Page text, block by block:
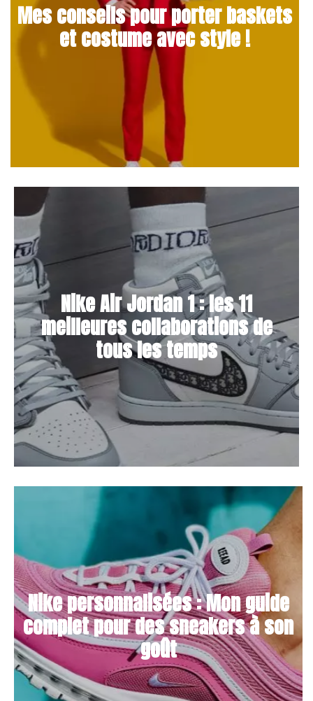
Mes conseils pour porter baskets
et costume avec style !
Nike Air Jordan 1 : les 11
meilleures collaborations de
tous les temps
Nike personnalisées : Mon guide
complet pour des sneakers à son
goût